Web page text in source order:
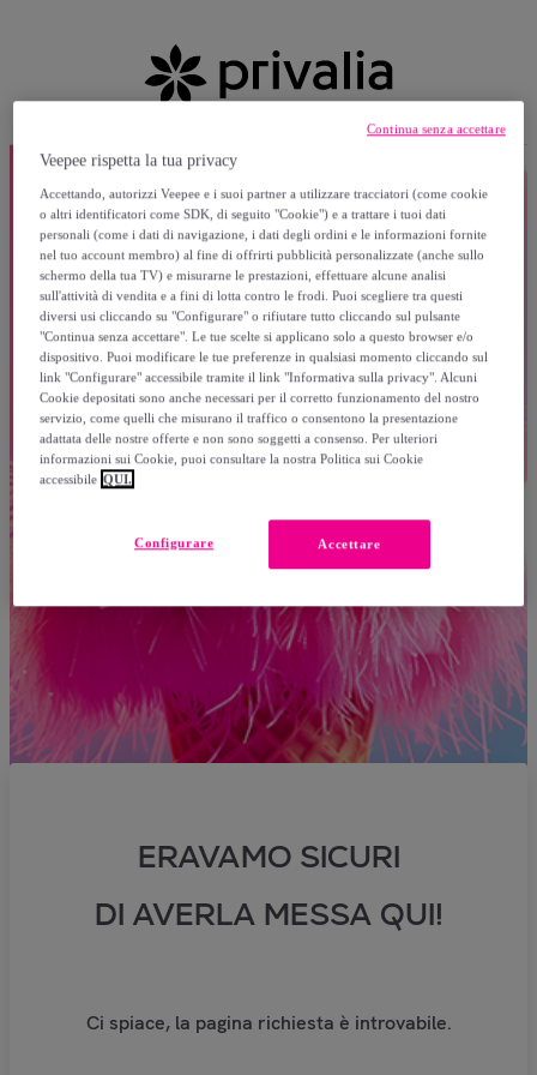
ERAVAMO SICURI
DI AVERLA MESSA QUI!
Ci spiace, la pagina richiesta è introvabile.
Veepee rispetta la tua privacy
Accettando, autorizzi Veepee e i suoi partner a utilizzare tracciatori (come cookie
o altri identificatori come SDK, di seguito "Cookie") e a trattare i tuoi dati
personali (come i dati di navigazione, i dati degli ordini e le informazioni fornite
nel tuo account membro) al fine di offrirti pubblicità personalizzate (anche sullo
schermo della tua TV) e misurarne le prestazioni, effettuare alcune analisi
sull'attività di vendita e a fini di lotta contro le frodi. Puoi scegliere tra questi
diversi usi cliccando su "Configurare" o rifiutare tutto cliccando sul pulsante
"Continua senza accettare". Le tue scelte si applicano solo a questo browser e/o
dispositivo. Puoi modificare le tue preferenze in qualsiasi momento cliccando sul
link "Configurare" accessibile tramite il link "Informativa sulla privacy". Alcuni
Cookie depositati sono anche necessari per il corretto funzionamento del nostro
servizio, come quelli che misurano il traffico o consentono la presentazione
adattata delle nostre offerte e non sono soggetti a consenso. Per ulteriori
informazioni sui Cookie, puoi consultare la nostra Politica sui Cookie
accessibile QUI.
Accettare
Configurare
Continua senza accettare